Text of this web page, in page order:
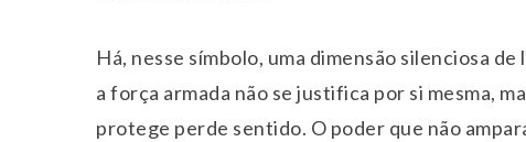
Há, nesse símbolo, uma dimensão silenciosa
a força armada não se justifica por si mesma,
protege perde sentido. O poder que não